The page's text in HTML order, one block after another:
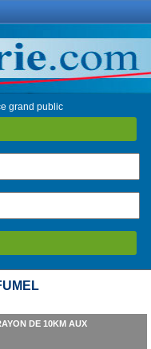
grand public
DE 10KM AUX